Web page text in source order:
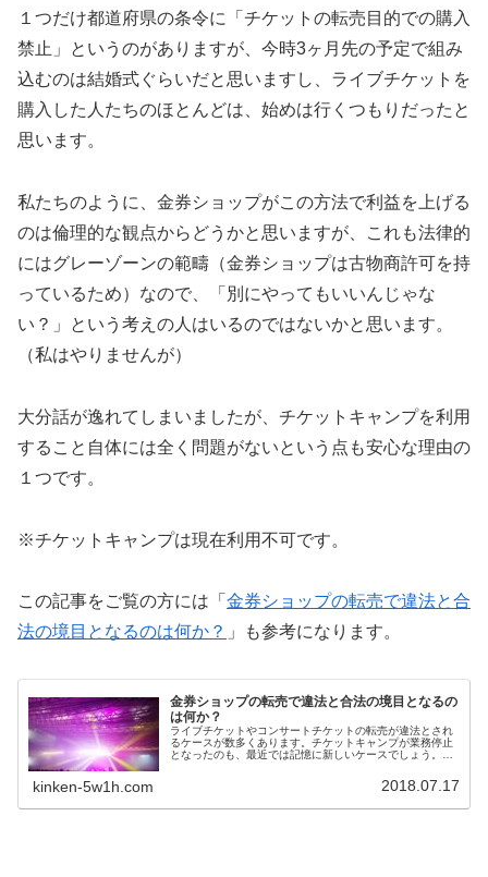
１つだけ都道府県の条令に「チケットの転売目的での購入
禁止」というのがありますが、今時3ヶ月先の予定で組み
込むのは結婚式ぐらいだと思いますし、ライブチケットを
購入した人たちのほとんどは、始めは行くつもりだったと
思います。
私たちのように、金券ショップがこの方法で利益を上げる
のは倫理的な観点からどうかと思いますが、これも法律的
にはグレーゾーンの範疇（金券ショップは古物商許可を持
っているため）なので、「別にやってもいいんじゃな
い？」という考えの人はいるのではないかと思います。
（私はやりませんが）
大分話が逸れてしまいましたが、チケットキャンプを利用
すること自体には全く問題がないという点も安心な理由の
１つです。
※チケットキャンプは現在利用不可です。
この記事をご覧の方には「 金券ショップの転売で違法と合
法の境目となるのは何か？ 」も参考になります。
金券ショップの転売で違法と合法の境目となるの
は何か？
ライブチケットやコンサートチケットの転売が違法とされ
るケースが数多くあります。チケットキャンプが業務停止
となったのも、最近では記憶に新しいケースでしょう。こ
と考える人も多くなります。ですが、金券の転売は違法で
kinken-5w1h.com 2018.07.17